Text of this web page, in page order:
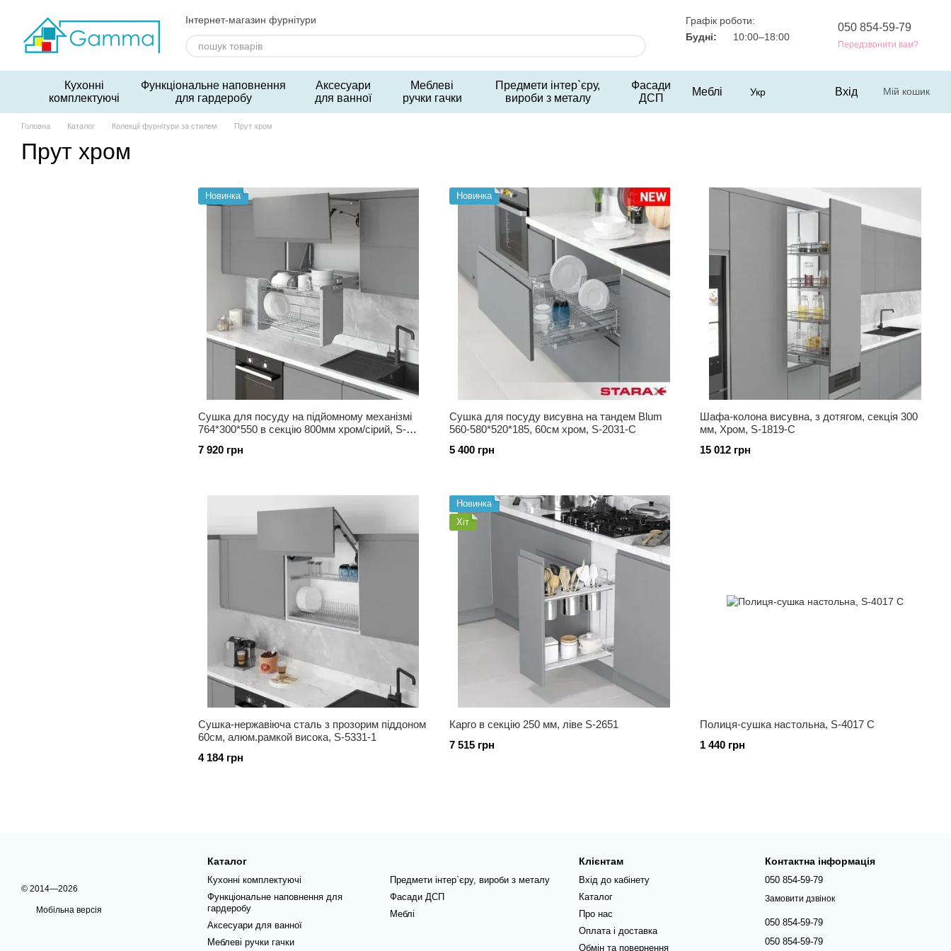
Інтернет-магазин фурнітури
Графік роботи:
Будні:
10:00–18:00
050 854-59-79
Передзвонити вам?
Кухонні
комплектуючі
Функціональне наповнення
для гардеробу
Аксесуари
для ванної
Меблеві
ручки гачки
Предмети інтер`єру,
вироби з металу
Фасади
ДСП
Меблі Укр Вхід Мій кошик
Головна Каталог Колекції фурнітури за стилем Прут хром
Прут хром
Новинка
Cушка для посуду на підйомному механізмі
764*300*550 в секцію 800мм хром/сірий, S-
7 920 грн
Новинка
Сушка для посуду висувна на тандем Blum
560-580*520*185, 60см хром, S-2031-C
5 400 грн
Шафа-колона висувна, з дотягом, секція 300
мм, Хром, S-1819-С
15 012 грн
Сушка-нержавіюча сталь з прозорим піддоном
60см, алюм.рамкой висока, S-5331-1
4 184 грн
Новинка
Хіт
Карго в секцію 250 мм, ліве S-2651
7 515 грн
Полиця-сушка настольна, S-4017 С
1 440 грн
© 2014—2026
Мобільна версія
Каталог
Кухонні комплектуючі
Функціональне наповнення для
гардеробу
Аксесуари для ванної
Меблеві ручки гачки
Предмети інтер`єру, вироби з металу
Фасади ДСП
Меблі
Клієнтам
Вхід до кабінету
Каталог
Про нас
Оплата і доставка
Обмін та повернення
Контактна інформація
050 854-59-79
Замовити дзвінок
050 854-59-79
050 854-59-79